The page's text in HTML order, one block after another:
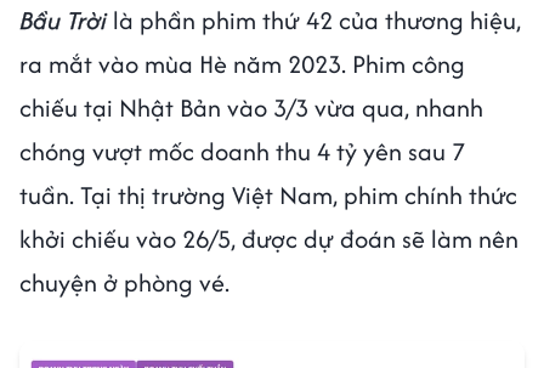
Bầu Trờilà phần phim thứ 42 của thương hiệu,
ra mắt vào mùa Hè năm 2023. Phim công
chiếu tại Nhật Bản vào 3/3 vừa qua, nhanh
chóng vượt mốc doanh thu 4 tỷ yên sau 7
tuần. Tại thị trường Việt Nam, phim chính thức
khởi chiếu vào 26/5, được dự đoán sẽ làm nên
chuyện ở phòng vé.